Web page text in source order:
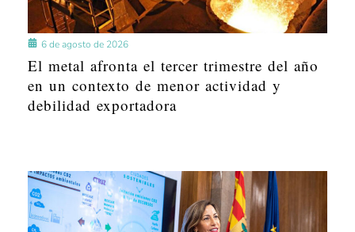
6 de agosto de 2026
El metal afronta el tercer trimestre del año
en un contexto de menor actividad y
debilidad exportadora